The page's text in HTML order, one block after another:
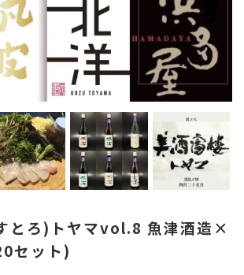
とろ)トヤマvol.8 魚津酒造×
セット)